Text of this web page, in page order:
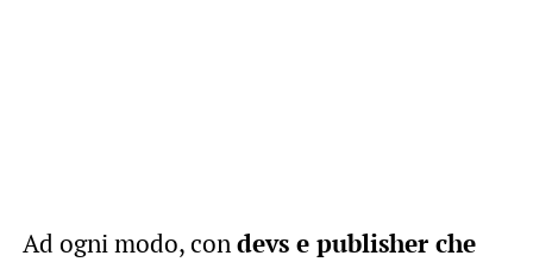
Ad ogni modo, condevs e publisher che